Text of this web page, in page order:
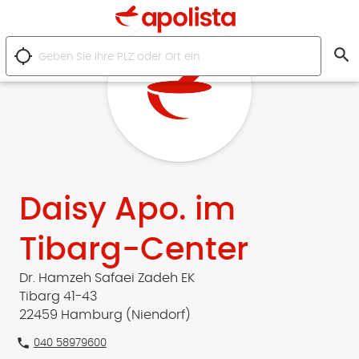
location_searching search
Daisy Apo. im
Tibarg-Center
Dr. Hamzeh Safaei Zadeh EK
Tibarg 41-43
22459 Hamburg (Niendorf)
phone 040 58979600